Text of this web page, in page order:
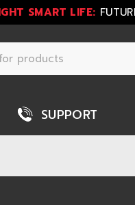
SMART LIFE:
SUPPORT